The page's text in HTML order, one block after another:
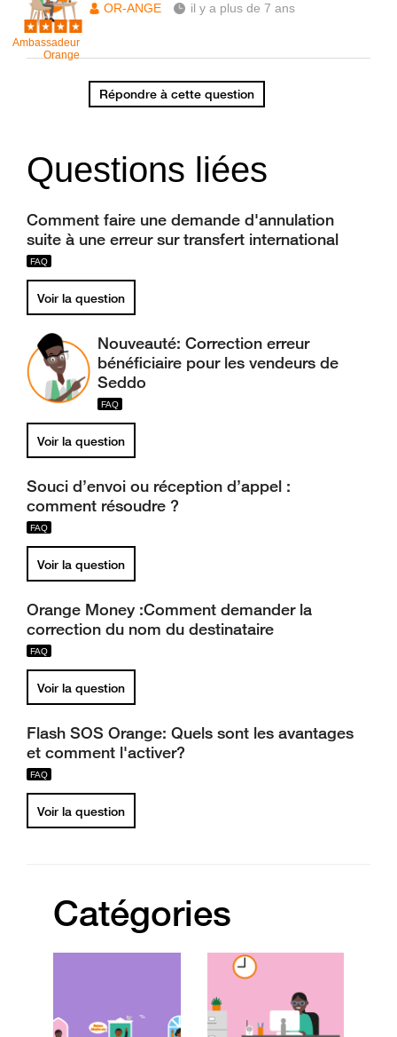
Ambassadeur
Orange
OR-ANGE
il y a plus de 7 ans
Répondre à cette question
Questions liées
Comment faire une demande d'annulation
suite à une erreur sur transfert international
Voir la question
Nouveauté: Correction erreur
bénéficiaire pour les vendeurs de
Seddo
Voir la question
Souci d’envoi ou réception d’appel :
comment résoudre ?
Voir la question
Orange Money :Comment demander la
correction du nom du destinataire
Voir la question
Flash SOS Orange: Quels sont les avantages
et comment l'activer?
Voir la question
Catégories